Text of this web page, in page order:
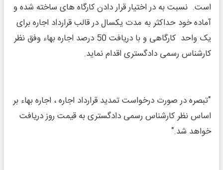
است. نسبت به در اختیار قرار دادن کارگاه های ساخته شده و
آماده خود حداکثر به مدت یکسال در قالب قرارداد اجاره برای
یک واحد کارگاهی و با دریافت 50 درصد اجاره بهاء وفق نظر
کارشناس رسمی دادگستری اقدام نماید.
"تبصره در صورت درخواست تمدید قرارداد اجاره ، اجاره بهاء بر
اساس نظر کارشناس رسمی دادگستری به قیمت روز دریافت
خواهد شد."